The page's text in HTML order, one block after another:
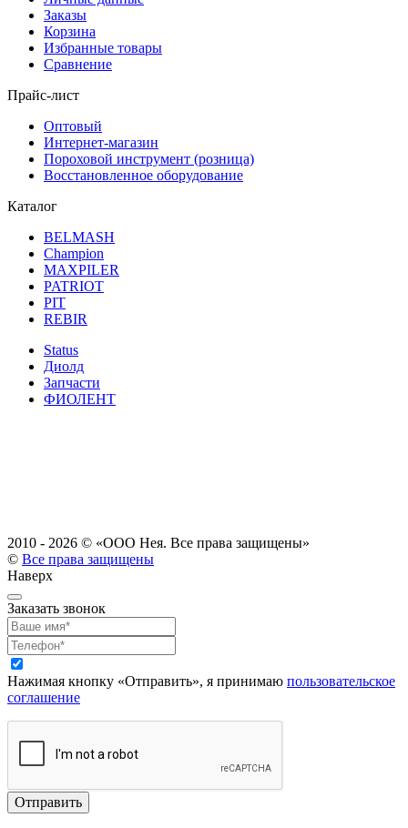
Заказы
Корзина
Избранные товары
Сравнение
Прайс-лист
Оптовый
Интернет-магазин
Пороховой инструмент (розница)
Восстановленное оборудование
Каталог
BELMASH
Champion
MAXPILER
PATRIOT
PIT
REBIR
Status
Диолд
Запчасти
ФИОЛЕНТ
2010 - 2026 © «ООО Нея. Все права защищены»
© Все права защищены
Наверх
Заказать звонок
Нажимая кнопку «Отправить», я принимаю пользовательское
соглашение